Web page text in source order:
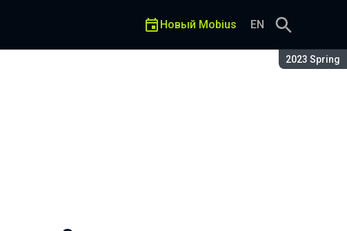
Сезон:
2023 Spring
Новый Mobius EN
проекта